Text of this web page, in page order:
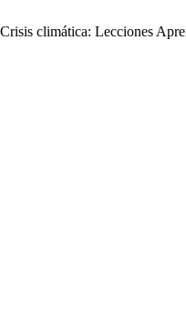
climática: Lecciones